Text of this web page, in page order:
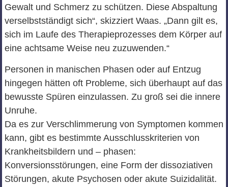
Gewalt und Schmerz zu schützen. Diese Abspaltung
verselbstständigt sich“, skizziert Waas. „Dann gilt es,
sich im Laufe des Therapieprozesses dem Körper auf
eine achtsame Weise neu zuzuwenden.“
Personen in manischen Phasen oder auf Entzug
hingegen hätten oft Probleme, sich überhaupt auf das
bewusste Spüren einzulassen. Zu groß sei die innere
Unruhe.
Da es zur Verschlimmerung von Symptomen kommen
kann, gibt es bestimmte Ausschlusskriterien von
Krankheitsbildern und – phasen:
Konversionsstörungen, eine Form der dissoziativen
Störungen, akute Psychosen oder akute Suizidalität.